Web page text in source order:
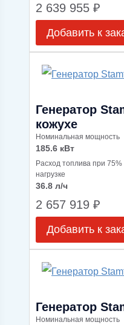
2 639 955 ₽
Добавить к
Генератор
кожухе
Номинальная мощность
185.6 кВт
Расход топлива при 75%
нагрузке
36.8 л/ч
2 657 919 ₽
Добавить к
Генератор
Номинальная мощность